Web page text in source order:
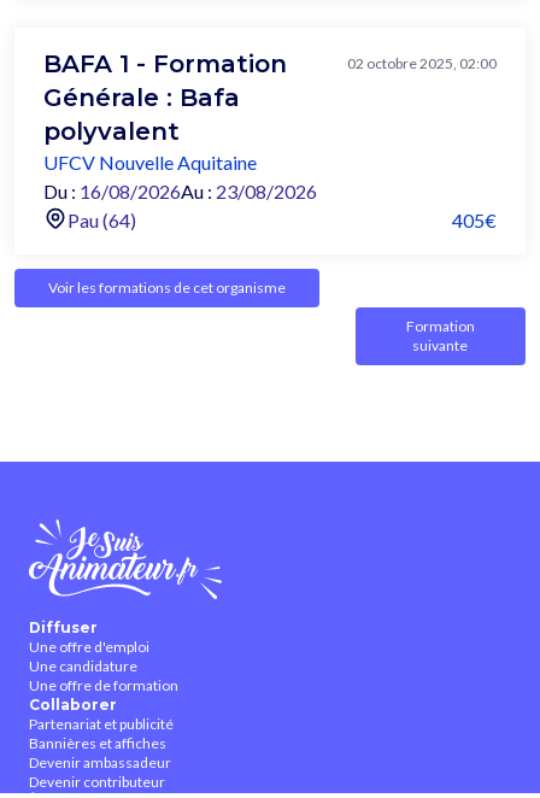
BAFA 1 - Formation
Générale : Bafa
polyvalent
02 octobre 2025, 02:00
UFCV Nouvelle Aquitaine
Du : 16/08/2026Au : 23/08/2026
Pau (64)
405€
Voir les formations de cet organisme
Formation
suivante
Diffuser
Une offre d'emploi
Une candidature
Une offre de formation
Collaborer
Partenariat et publicité
Bannières et affiches
Devenir ambassadeur
Devenir contributeur